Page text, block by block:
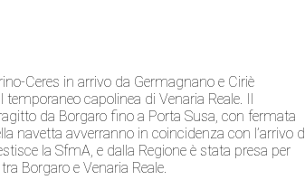
Ceres in arrivo da Germagnano e Ciriè
capolinea di Venaria Reale. Il
da Borgaro fino a Porta Susa, con fermata
navetta avverranno in coincidenza con l’arrivo
la SfmA, e dalla Regione è stata presa per
Borgaro e Venaria Reale.